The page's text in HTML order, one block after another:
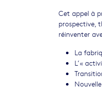
Cet appel à
prospective,
réinventer
La
L’«